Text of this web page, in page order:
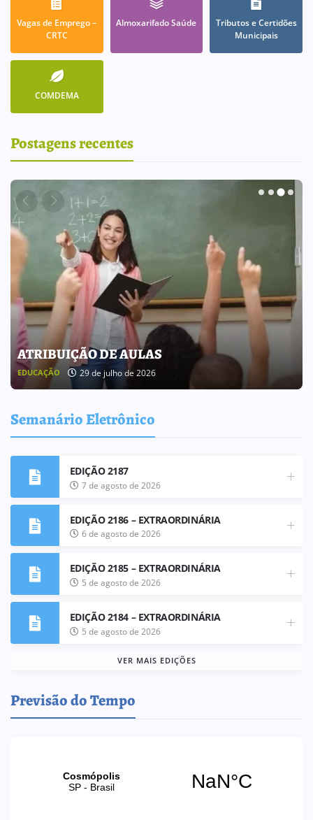
Vagas de Emprego –
CRTC
Almoxarifado Saúde
Tributos e Certidões
Municipais
COMDEMA
Postagens recentes
BOLETIM INFORMATIVO 238
BOLETIM INFORMATIVO 25 de julho de 2026
Semanário Eletrônico
EDIÇÃO 2187
7 de agosto de 2026
EDIÇÃO 2186 – EXTRAORDINÁRIA
6 de agosto de 2026
EDIÇÃO 2185 – EXTRAORDINÁRIA
5 de agosto de 2026
EDIÇÃO 2184 – EXTRAORDINÁRIA
5 de agosto de 2026
VER MAIS EDIÇÕES
Previsão do Tempo